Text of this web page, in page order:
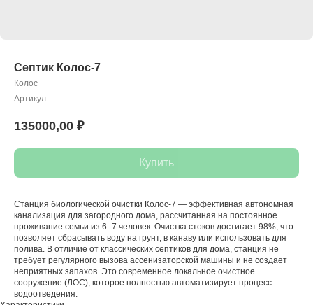
Септик Колос-7
Колос
Артикул:
135000,00 ₽
Купить
Станция биологической очистки Колос-7 — эффективная автономная
канализация для загородного дома, рассчитанная на постоянное
проживание семьи из 6–7 человек. Очистка стоков достигает 98%, что
позволяет сбрасывать воду на грунт, в канаву или использовать для
полива. В отличие от классических септиков для дома, станция не
требует регулярного вызова ассенизаторской машины и не создает
неприятных запахов. Это современное локальное очистное
сооружение (ЛОС), которое полностью автоматизирует процесс
водоотведения.